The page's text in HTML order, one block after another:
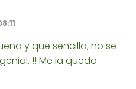
y que sencilla, no se
!! Me la quedo